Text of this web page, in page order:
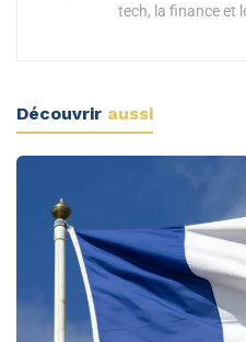
tech, la finance et
Découvrir aussi